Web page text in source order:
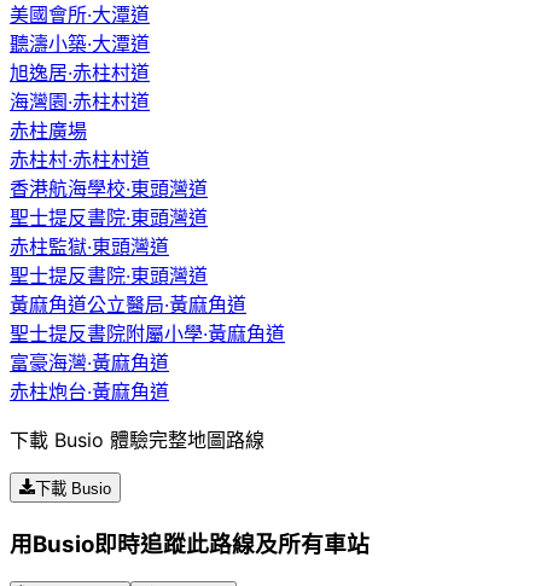
美國會所·大潭道
聽濤小築·大潭道
旭逸居·赤柱村道
海灣園·赤柱村道
赤柱廣場
赤柱村·赤柱村道
香港航海學校·東頭灣道
聖士提反書院·東頭灣道
赤柱監獄·東頭灣道
聖士提反書院·東頭灣道
黃麻角道公立醫局·黃麻角道
聖士提反書院附屬小學·黃麻角道
富豪海灣·黃麻角道
赤柱炮台·黃麻角道
下載 Busio 體驗完整地圖路線
下載 Busio
用Busio即時追蹤此路線及所有車站